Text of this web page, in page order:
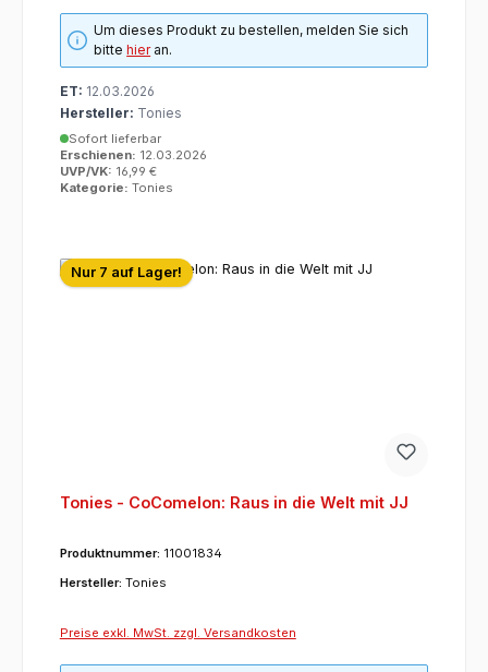
Um dieses Produkt zu bestellen, melden Sie sich
bittehieran.
ET: 12.03.2026
Hersteller: Tonies
Sofort lieferbar
Erschienen: 12.03.2026
UVP/VK: 16,99 €
Kategorie: Tonies
Nur 7 auf Lager!
Tonies - CoComelon: Raus in die Welt mit JJ
Produktnummer: 11001834
Hersteller: Tonies
Preise exkl. MwSt. zzgl. Versandkosten